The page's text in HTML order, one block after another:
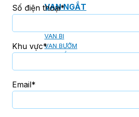
VAN NGẮT
VAN BI
VAN BƯỚM
Số điện thoại*
Khu vực*
Email*